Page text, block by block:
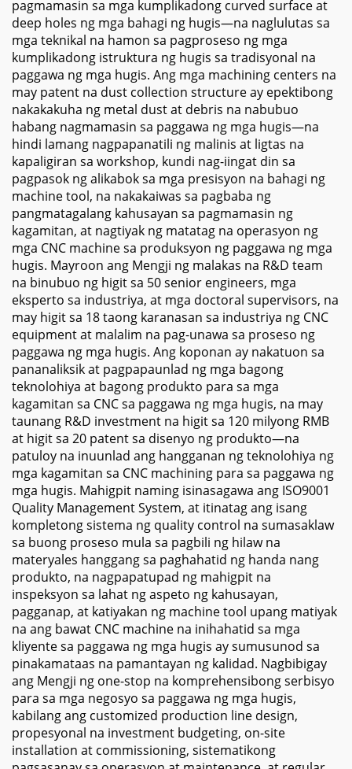
pagmamasin sa mga kumplikadong curved surface at
deep holes ng mga bahagi ng hugis—na naglulutas sa
mga teknikal na hamon sa pagproseso ng mga
kumplikadong istruktura ng hugis sa tradisyonal na
paggawa ng mga hugis. Ang mga machining centers na
may patent na dust collection structure ay epektibong
nakakakuha ng metal dust at debris na nabubuo
habang nagmamasin sa paggawa ng mga hugis—na
hindi lamang nagpapanatili ng malinis at ligtas na
kapaligiran sa workshop, kundi nag-iingat din sa
pagpasok ng alikabok sa mga presisyon na bahagi ng
machine tool, na nakakaiwas sa pagbaba ng
pangmatagalang kahusayan sa pagmamasin ng
kagamitan, at nagtiyak ng matatag na operasyon ng
mga CNC machine sa produksyon ng paggawa ng mga
hugis. Mayroon ang Mengji ng malakas na R&D team
na binubuo ng higit sa 50 senior engineers, mga
eksperto sa industriya, at mga doctoral supervisors, na
may higit sa 18 taong karanasan sa industriya ng CNC
equipment at malalim na pag-unawa sa proseso ng
paggawa ng mga hugis. Ang koponan ay nakatuon sa
pananaliksik at pagpapaunlad ng mga bagong
teknolohiya at bagong produkto para sa mga
kagamitan sa CNC sa paggawa ng mga hugis, na may
taunang R&D investment na higit sa 120 milyong RMB
at higit sa 20 patent sa disenyo ng produkto—na
patuloy na inuunlad ang hangganan ng teknolohiya ng
mga kagamitan sa CNC machining para sa paggawa ng
mga hugis. Mahigpit naming isinasagawa ang ISO9001
Quality Management System, at itinatag ang isang
kompletong sistema ng quality control na sumasaklaw
sa buong proseso mula sa pagbili ng hilaw na
materyales hanggang sa paghahatid ng handa nang
produkto, na nagpapatupad ng mahigpit na
inspeksyon sa lahat ng aspeto ng kahusayan,
pagganap, at katiyakan ng machine tool upang matiyak
na ang bawat CNC machine na inihahatid sa mga
kliyente sa paggawa ng mga hugis ay sumusunod sa
pinakamataas na pamantayan ng kalidad. Nagbibigay
ang Mengji ng one-stop na komprehensibong serbisyo
para sa mga negosyo sa paggawa ng mga hugis,
kabilang ang customized production line design,
propesyonal na investment budgeting, on-site
installation at commissioning, sistematikong